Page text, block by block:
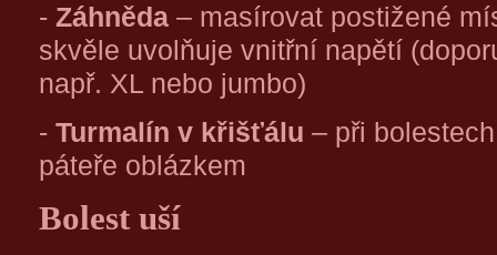
- Záhněda – masírovat postižené
skvěle uvolňuje vnitřní napětí
např. XL nebo jumbo)
- Turmalín v křišťálu – při
páteře oblázkem
Bolest uší